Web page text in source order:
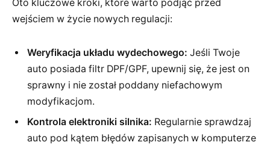
Oto kluczowe kroki, które warto podjąć przed
wejściem w życie nowych regulacji:
Weryfikacja układu wydechowego: Jeśli Twoje
auto posiada filtr DPF/GPF, upewnij się, że jest on
sprawny i nie został poddany niefachowym
modyfikacjom.
Kontrola elektroniki silnika: Regularnie sprawdzaj
auto pod kątem błędów zapisanych w komputerze